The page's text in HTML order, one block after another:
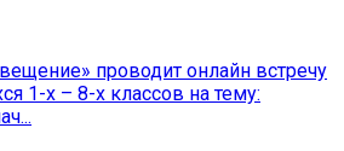
проводит онлайн встречу
1-х – 8-х классов на тему: